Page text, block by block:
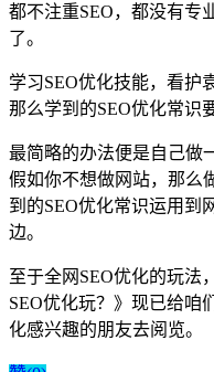
都不注重SEO，都没有专
了。
学习SEO优化技能，看护
那么学到的SEO优化常识
最简略的办法便是自己做
假如你不想做网站，那么
到的SEO优化常识运用到
边。
至于全网SEO优化的玩法
SEO优化玩？》现已给咱
化感兴趣的朋友去阅览。